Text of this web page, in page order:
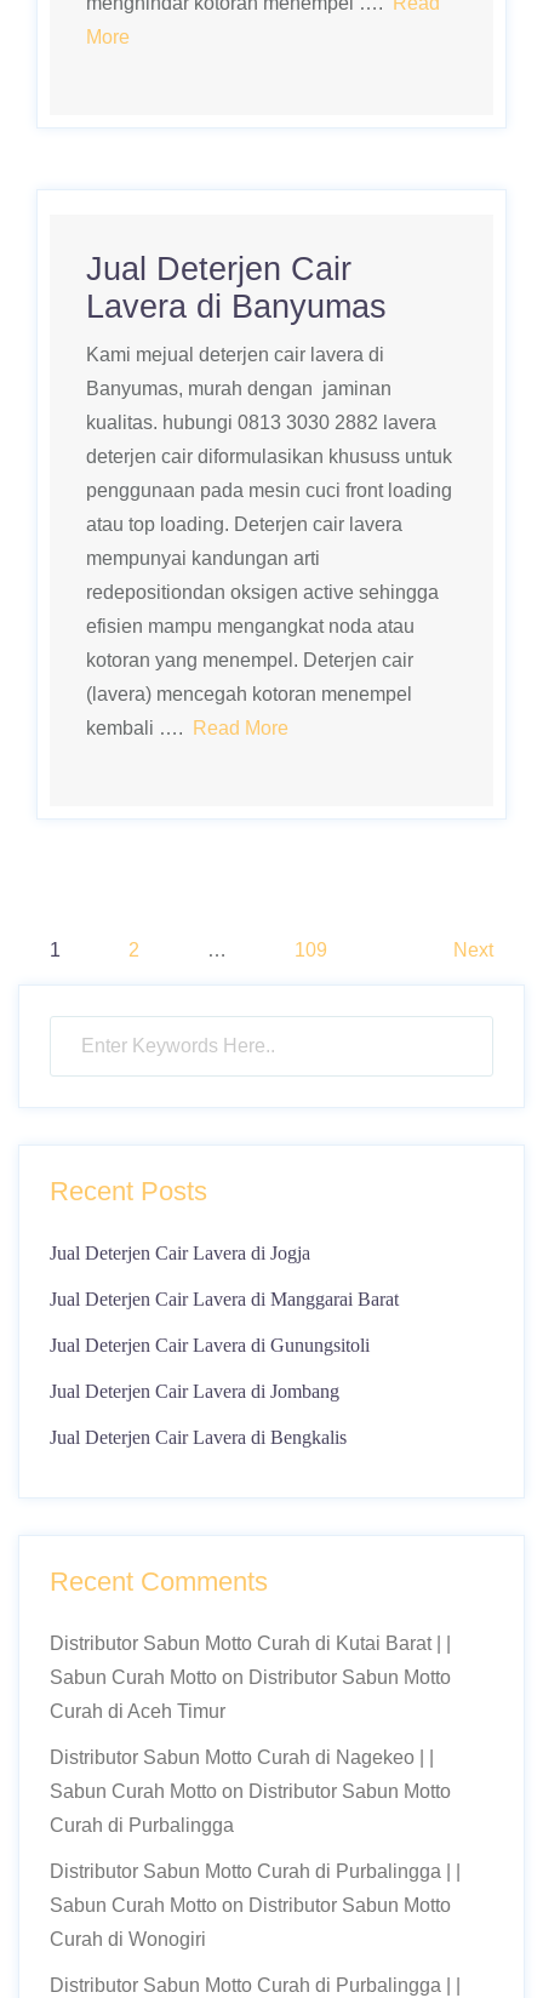
More
Jual Deterjen Cair
Lavera di Banyumas
Kami mejual deterjen cair lavera di
Banyumas, murah dengan jaminan
kualitas. hubungi 0813 3030 2882 lavera
deterjen cair diformulasikan khususs untuk
penggunaan pada mesin cuci front loading
atau top loading. Deterjen cair lavera
mempunyai kandungan arti
redepositiondan oksigen active sehingga
efisien mampu mengangkat noda atau
kotoran yang menempel. Deterjen cair
(lavera) mencegah kotoran menempel
kembali ….
Read More
Posts
navigation
1 2 … 109 Next
Recent Posts
Jual Deterjen Cair Lavera di Jogja
Jual Deterjen Cair Lavera di Manggarai Barat
Jual Deterjen Cair Lavera di Gunungsitoli
Jual Deterjen Cair Lavera di Jombang
Jual Deterjen Cair Lavera di Bengkalis
Recent Comments
Distributor Sabun Motto Curah di Kutai Barat | |
Sabun Curah Motto on Distributor Sabun Motto
Curah di Aceh Timur
Distributor Sabun Motto Curah di Nagekeo | |
Sabun Curah Motto on Distributor Sabun Motto
Curah di Purbalingga
Distributor Sabun Motto Curah di Purbalingga | |
Sabun Curah Motto on Distributor Sabun Motto
Curah di Wonogiri
Distributor Sabun Motto Curah di Purbalingga | |